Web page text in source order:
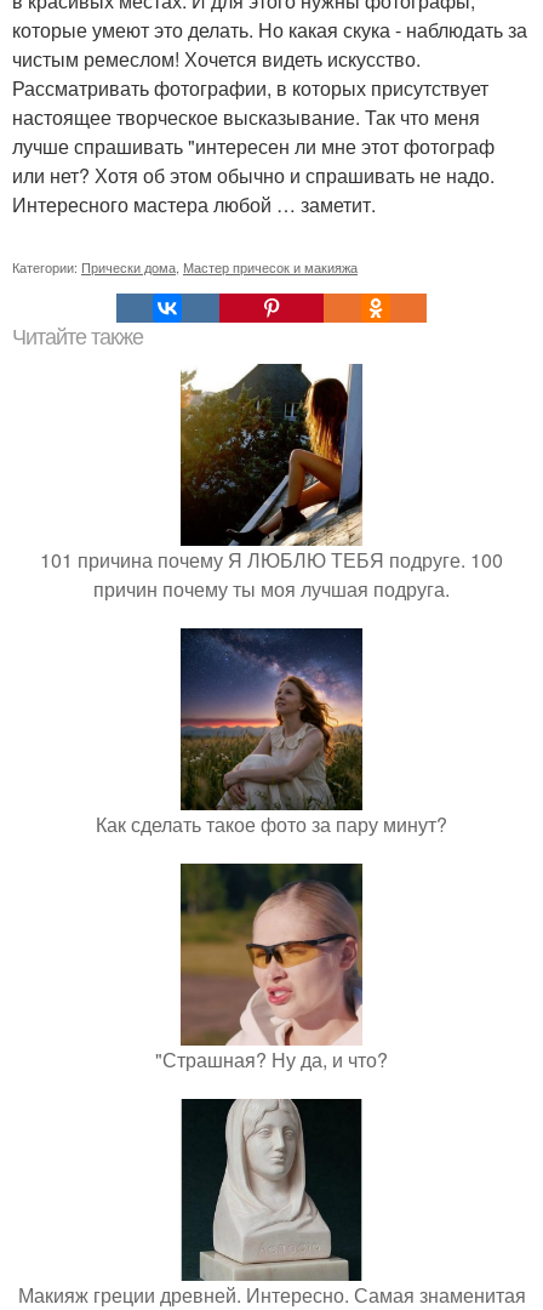
которые умеют это делать. Но какая скука - наблюдать за
чистым ремеслом! Хочется видеть искусство.
Рассматривать фотографии, в которых присутствует
настоящее творческое высказывание. Так что меня
лучше спрашивать "интересен ли мне этот фотограф
или нет? Хотя об этом обычно и спрашивать не надо.
Интересного мастера любой … заметит.
Категории: Прически дома Мастер причесок и макияжа
Читайте также
101 причина почему Я ЛЮБЛЮ ТЕБЯ подруге. 100
причин почему ты моя лучшая подруга.
Как сделать такое фото за пару минут?
"Страшная? Ну да, и что?
Макияж греции древней. Интересно. Самая знаменитая